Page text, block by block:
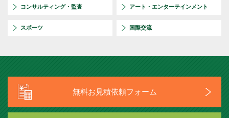
コンサルティング・監査 アート・エンターテインメント
スポーツ 国際交流
無料お見積依頼フォーム